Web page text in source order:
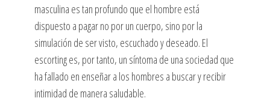
masculina es tan profundo que el hombre está
dispuesto a pagar no por un cuerpo, sino por la
simulación de ser visto, escuchado y deseado. El
escorting es, por tanto, un síntoma de una sociedad que
ha fallado en enseñar a los hombres a buscar y recibir
intimidad de manera saludable.